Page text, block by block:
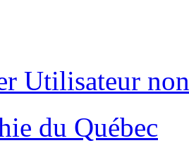
Utilisateur
du Québec